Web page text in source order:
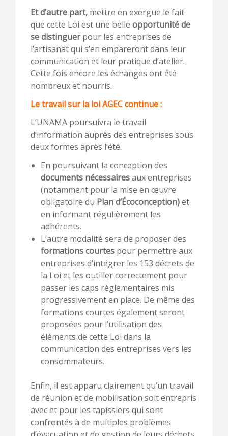
Et d’autre part, mettre en exergue le fait
que cette Loi est une belle opportunité de
se distinguerpour les entreprises de
l’artisanat qui s’en empareront dans leur
communication et leur pratique d’atelier.
Cette fois encore les échanges ont été
nombreux et nourris.
Le travail sur la loi AGEC continue :
L’UNAMA poursuivra le travail
d’information auprès des entreprises sous
deux formes après l’été.
En poursuivant la conception des
documents nécessairesaux entreprises
(notamment pour la mise en œuvre
obligatoire du Plan d’Écoconception)et
en informant régulièrement les
adhérents.
L’autre modalité sera de proposer des
formations courtes pour permettre aux
entreprises d’intégrer les 153 décrets de
la Loi et les outiller correctement pour
passer les caps règlementaires mis
progressivement en place. De même des
formations courtes également seront
proposées pour l’utilisation des
éléments de cette Loi dans la
communication des entreprises vers les
consommateurs.
Enfin, il est apparu clairement qu’un travail
de réunion et de mobilisation soit entrepris
avec et pour les tapissiers qui sont
confrontés à de multiples problèmes